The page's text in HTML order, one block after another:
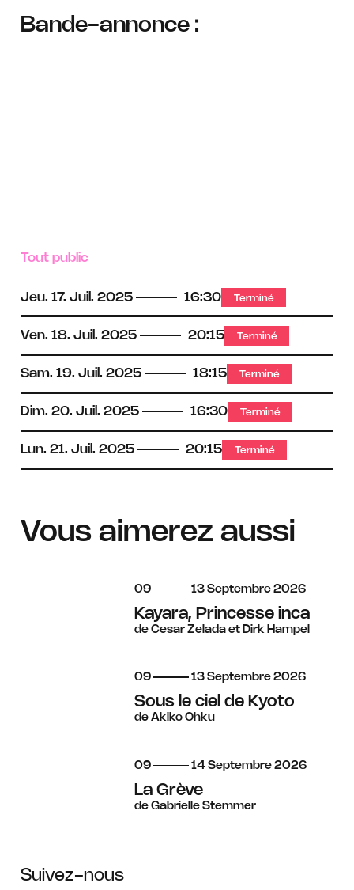
Bande-annonce :
Tout public
Jeu. 17. Juil. 2025 16:30 Terminé
Ven. 18. Juil. 2025 20:15 Terminé
Sam. 19. Juil. 2025 18:15 Terminé
Dim. 20. Juil. 2025 16:30 Terminé
Lun. 21. Juil. 2025 20:15 Terminé
Vous aimerez aussi
du
09 au
13 septembre
Septembre 2026
Kayara, Princesse inca
de Cesar Zelada et Dirk Hampel
du
09 au
13 septembre
Septembre 2026
Sous le ciel de Kyoto
de Akiko Ohku
du
09 au
14 septembre
Septembre 2026
La Grève
de Gabrielle Stemmer
Suivez-nous